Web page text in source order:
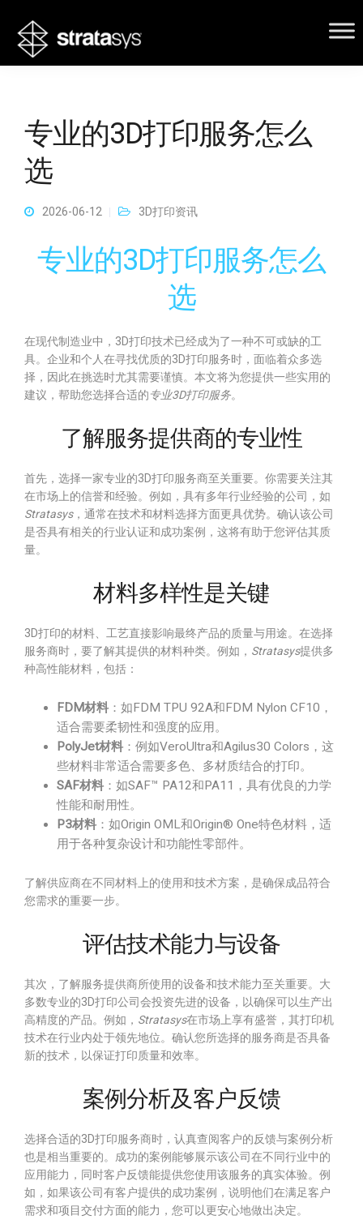
专业的3D打印服务怎么
选
2026-06-12 3D打印资讯
专业的3D打印服务怎么
选
在现代制造业中，3D打印技术已经成为了一种不可或缺的工
具。企业和个人在寻找优质的3D打印服务时，面临着众多选
择，因此在挑选时尤其需要谨慎。本文将为您提供一些实用的
建议，帮助您选择合适的专业3D打印服务。
了解服务提供商的专业性
首先，选择一家专业的3D打印服务商至关重要。你需要关注其
在市场上的信誉和经验。例如，具有多年行业经验的公司，如
Stratasys，通常在技术和材料选择方面更具优势。确认该公司
是否具有相关的行业认证和成功案例，这将有助于您评估其质
量。
材料多样性是关键
3D打印的材料、工艺直接影响最终产品的质量与用途。在选择
服务商时，要了解其提供的材料种类。例如， Stratasys提供多
种高性能材料，包括：
FDM材料 ：如FDM TPU 92A和FDM Nylon CF10，
适合需要柔韧性和强度的应用。
PolyJet材料 ：例如VeroUltra和Agilus30 Colors，这
些材料非常适合需要多色、多材质结合的打印。
SAF材料 ：如SAF™ PA12和PA11，具有优良的力学
性能和耐用性。
P3材料 ：如Origin OML和Origin® One特色材料，适
用于各种复杂设计和功能性零部件。
了解供应商在不同材料上的使用和技术方案，是确保成品符合
您需求的重要一步。
评估技术能力与设备
其次，了解服务提供商所使用的设备和技术能力至关重要。大
多数专业的3D打印公司会投资先进的设备，以确保可以生产出
高精度的产品。例如， Stratasys在市场上享有盛誉，其打印机
技术在行业内处于领先地位。确认您所选择的服务商是否具备
新的技术，以保证打印质量和效率。
案例分析及客户反馈
选择合适的3D打印服务商时，认真查阅客户的反馈与案例分析
也是相当重要的。成功的案例能够展示该公司在不同行业中的
应用能力，同时客户反馈能提供您使用该服务的真实体验。例
如，如果该公司有客户提供的成功案例，说明他们在满足客户
需求和项目交付方面的能力，您可以更安心地做出决定。